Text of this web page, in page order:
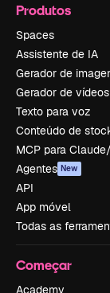
Produtos
Spaces
Assistente de IA
Gerador de
Gerador de vídeos
Texto para voz
Conteúdo de
MCP para
Agentes New
API
App móvel
Todas as
Começar
Academy